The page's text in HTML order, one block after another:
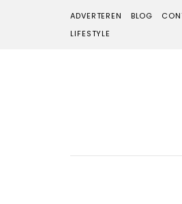
ADVERTEREN BLOG
LIFESTYLE